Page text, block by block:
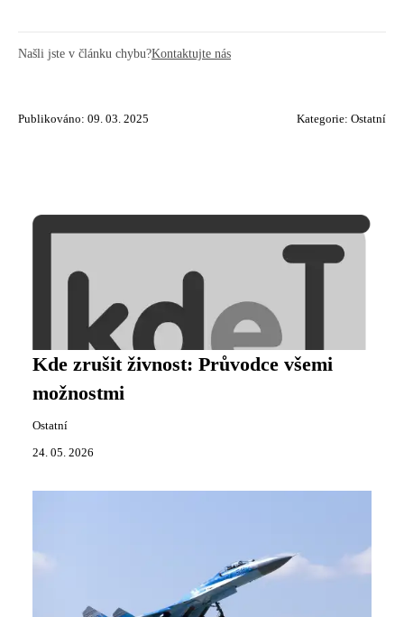
Našli jste v článku chybu?Kontaktujte nás
Publikováno: 09. 03. 2025 Kategorie: Ostatní
Kde zrušit živnost: Průvodce všemi
možnostmi
Ostatní
24. 05. 2026